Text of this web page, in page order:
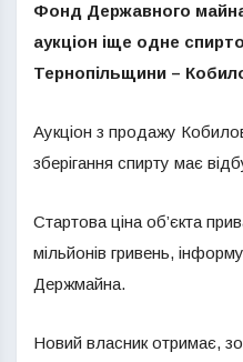
Фонд Державного
аукціон іще одне
Тернопільщини –
Аукціон з продажу
зберігання спирту має
Стартова ціна об’єкта
мільйонів гривень,
Держмайна.
Новий власник отримає,